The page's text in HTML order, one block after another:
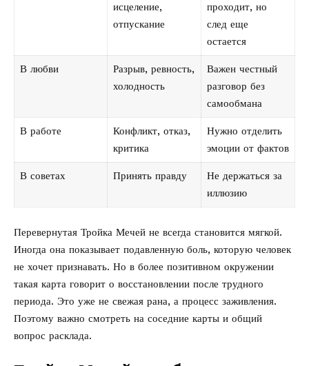
исцеление,
отпускание
проходит, но
след еще
остается
В любви
Разрыв, ревность,
холодность
Важен честный
разговор без
самообмана
В работе
Конфликт, отказ,
критика
Нужно отделить
эмоции от фактов
В советах Принять правду
Не держаться за
иллюзию
Перевернутая Тройка Мечей не всегда становится мягкой.
Иногда она показывает подавленную боль, которую человек
не хочет признавать. Но в более позитивном окружении
такая карта говорит о восстановлении после трудного
периода. Это уже не свежая рана, а процесс заживления.
Поэтому важно смотреть на соседние карты и общий
вопрос расклада.